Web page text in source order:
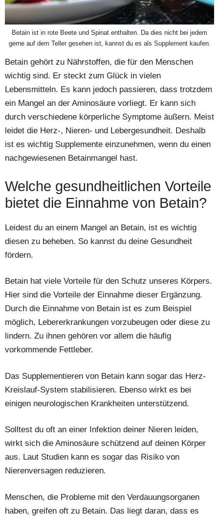
Betain ist in rote Beete und Spinat enthalten. Da dies nicht bei jedem
gerne auf dem Teller gesehen ist, kannst du es als Supplement kaufen.
Betain gehört zu Nährstoffen, die für den Menschen
wichtig sind. Er steckt zum Glück in vielen
Lebensmitteln. Es kann jedoch passieren, dass trotzdem
ein Mangel an der Aminosäure vorliegt. Er kann sich
durch verschiedene körperliche Symptome äußern. Meist
leidet die Herz-, Nieren- und Lebergesundheit. Deshalb
ist es wichtig Supplemente einzunehmen, wenn du einen
nachgewiesenen Betainmangel hast.
Welche gesundheitlichen Vorteile
bietet die Einnahme von Betain?
Leidest du an einem Mangel an Betain, ist es wichtig
diesen zu beheben. So kannst du deine Gesundheit
fördern.
Betain hat viele Vorteile für den Schutz unseres Körpers.
Hier sind die Vorteile der Einnahme dieser Ergänzung.
Durch die Einnahme von Betain ist es zum Beispiel
möglich, Lebererkrankungen vorzubeugen oder diese zu
lindern. Zu ihnen gehören vor allem die häufig
vorkommende Fettleber.
Das Supplementieren von Betain kann sogar das Herz-
Kreislauf-System stabilisieren. Ebenso wirkt es bei
einigen neurologischen Krankheiten unterstützend.
Solltest du oft an einer Infektion deiner Nieren leiden,
wirkt sich die Aminosäure schützend auf deinen Körper
aus. Laut Studien kann es sogar das Risiko von
Nierenversagen reduzieren.
Menschen, die Probleme mit den Verdauungsorganen
haben, greifen oft zu Betain. Das liegt daran, dass es